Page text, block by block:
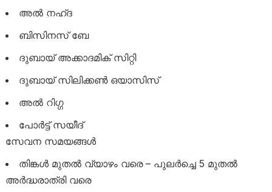
അൽ നഹ്ദ
ബിസിനസ് ബേ
ദുബായ് അക്കാദമിക് സിറ്റി
ദുബായ് സിലിക്കൺ ഒയാസിസ്
അൽ റിഗ്ഗ
പോർട്ട് സയീദ്
സേവന സമയങ്ങൾ
തിങ്കൾ മുതൽ വ്യാഴം വരെ – പുലർച്ചെ 5 മുതൽ
അർദ്ധരാത്രി വരെ